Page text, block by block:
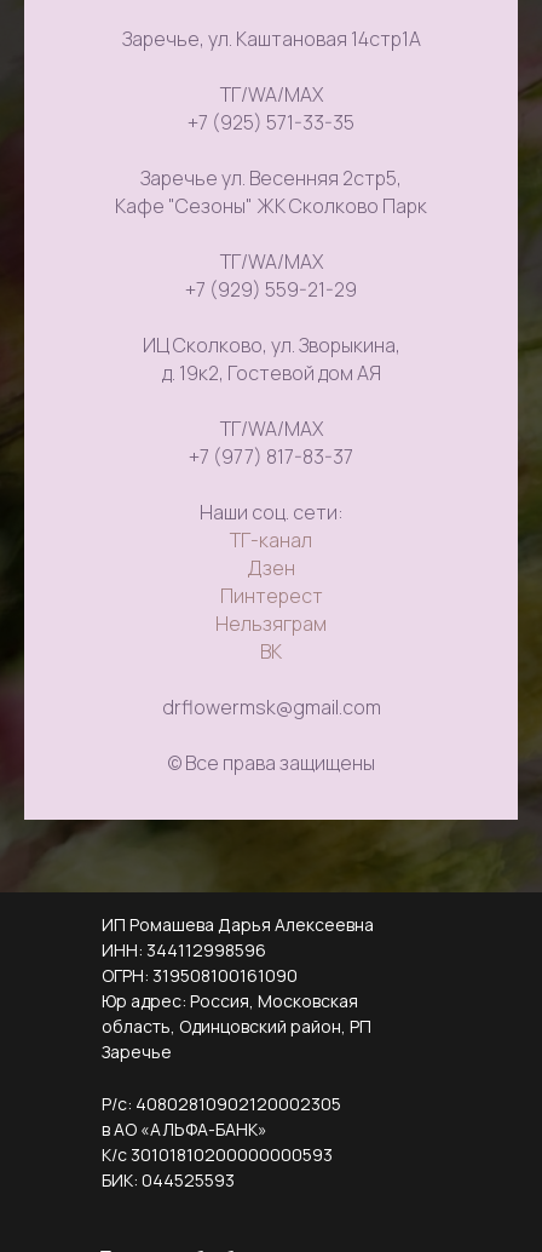
Заречье, ул. Каштановая 14стр1А
ТГ/WA/MAX
+7 (925) 571-33-35
Заречье ул. Весенняя 2стр5,
Кафе "Сезоны" ЖК Сколково Парк
ТГ/WA/MAX
+7 (929) 559-21-29
ИЦ Сколково, ул. Зворыкина,
д. 19к2, Гостевой дом АЯ
ТГ/WA/MAX
+7 (977) 817-83-37
Наши соц. сети:
ТГ-канал
Дзен
Пинтерест
Нельзяграм
ВК
drflowermsk@gmail.com
© Все права защищены
ИП Ромашева Дарья Алексеевна
ИНН: 344112998596
ОГРН: 319508100161090
Юр адрес: Россия, Московская
область, Одинцовский район, РП
Заречье
Р/с: 40802810902120002305
в АО «АЛЬФА-БАНК»
К/с 30101810200000000593
БИК: 044525593